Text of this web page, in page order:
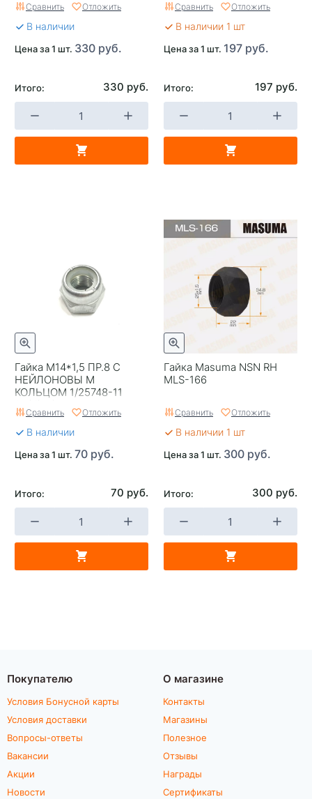
Сравнить Отложить
В наличии
Цена за 1 шт. 330 руб.
Итого: 330 руб.
Сравнить Отложить
В наличии 1 шт
Цена за 1 шт. 197 руб.
Итого: 197 руб.
Гайка М14*1,5 ПР.8 С
НЕЙЛОНОВЫ М
КОЛЬЦОМ 1/25748-11
(10)/(50)ª
Сравнить Отложить
В наличии
Цена за 1 шт. 70 руб.
Итого: 70 руб.
Гайка Masuma NSN RH
MLS-166
Сравнить Отложить
В наличии 1 шт
Цена за 1 шт. 300 руб.
Итого: 300 руб.
Покупателю
Условия Бонусной карты
Условия доставки
Вопросы-ответы
Вакансии
Акции
Новости
О магазине
Контакты
Магазины
Полезное
Отзывы
Награды
Сертификаты